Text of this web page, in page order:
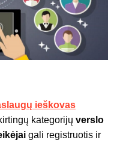
ieškovas
kategorijų verslo
gali registruotis ir